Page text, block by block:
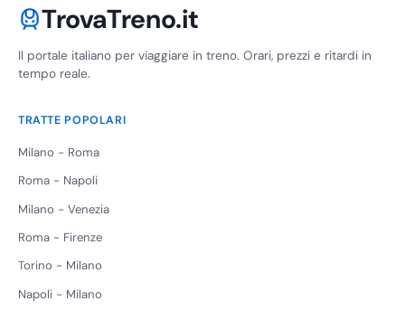
TrovaTreno.it
Il portale italiano per viaggiare in treno. Orari, prezzi e ritardi in
tempo reale.
TRATTE POPOLARI
Milano - Roma
Roma - Napoli
Milano - Venezia
Roma - Firenze
Torino - Milano
Napoli - Milano